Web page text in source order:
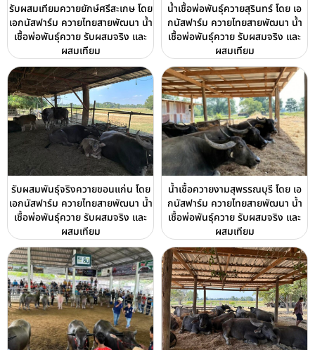
รับผสมเทียมควายยักษ์ศรีสะเกษ โดย
เอกนัสฟาร์ม ควายไทยสายพัฒนา น้ำ
เชื้อพ่อพันธุ์ควาย รับผสมจริง และ
ผสมเทียม
น้ำเชื้อพ่อพันธุ์ควายสุรินทร์ โดย เอ
กนัสฟาร์ม ควายไทยสายพัฒนา น้ำ
เชื้อพ่อพันธุ์ควาย รับผสมจริง และ
ผสมเทียม
รับผสมพันธุ์จริงควายขอนแก่น โดย
เอกนัสฟาร์ม ควายไทยสายพัฒนา น้ำ
เชื้อพ่อพันธุ์ควาย รับผสมจริง และ
ผสมเทียม
น้ำเชื้อควายงามสุพรรณบุรี โดย เอ
กนัสฟาร์ม ควายไทยสายพัฒนา น้ำ
เชื้อพ่อพันธุ์ควาย รับผสมจริง และ
ผสมเทียม